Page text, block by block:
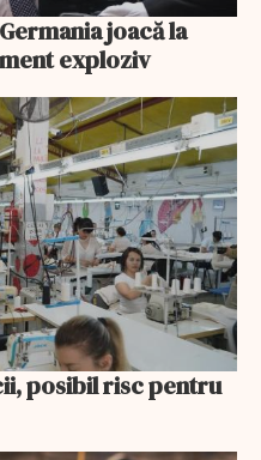
joacă la
exploziv
posibil risc pentru